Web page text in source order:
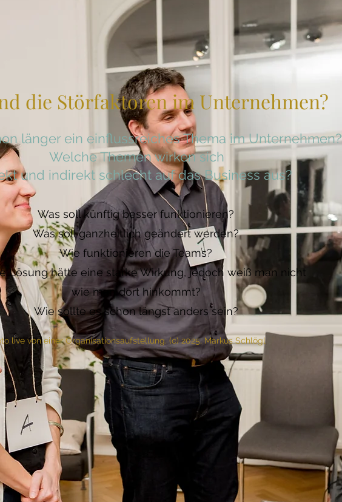
Was soll künftig besser funktionieren?
Was soll ganzheitlich geändert werden?
Wie funktionieren die Teams?
Lösung hätte eine starke Wirkung, jedoch weiß man nicht
wie man dort hinkommt?
Wie sollte es schon längst anders sein?
live von einer Organisationsaufstellung. (c) 2025, Markus Schlögl
die Störfaktoren im Unternehmen?
länger ein einflussreiches Thema im Unternehmen?
​Welche Themen wirken sich
und indirekt schlecht auf das Business aus?​